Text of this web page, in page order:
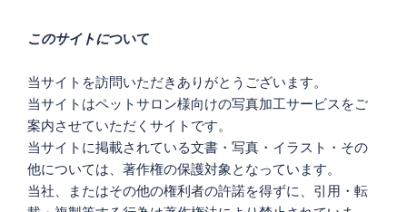
ョ
ン
このサイトについて
当サイトを訪問いただきありがとうございます。
当サイトはペットサロン様向けの写真加工サービスをご
案内させていただくサイトです。
当サイトに掲載されている文書・写真・イラスト・その
他については、著作権の保護対象となっています。
当社、またはその他の権利者の許諾を得ずに、引用・転